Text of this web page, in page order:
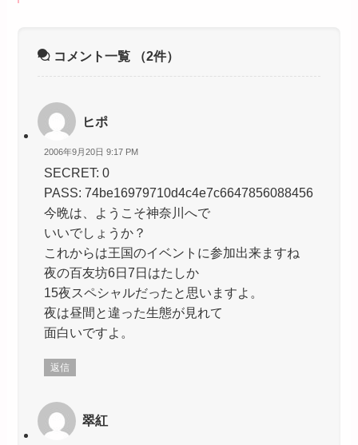
コメント一覧 （2件）
ヒポ
2006年9月20日 9:17 PM
SECRET: 0
PASS: 74be16979710d4c4e7c6647856088456
今晩は、ようこそ神奈川へで
いいでしょうか？
これからは王国のイベントに参加出来ますね
夜の百友坊6日7日はたしか
15夜スペシャルだったと思いますよ。
夜は昼間と違った生態が見れて
面白いですよ。
返信
翠紅